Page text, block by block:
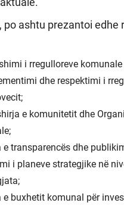
po ashtu prezantoi
i rregulloreve
dhe respektimi i
e komunitetit dhe
e transparencës dhe
i planeve strategjike në
e buxhetit komunal për